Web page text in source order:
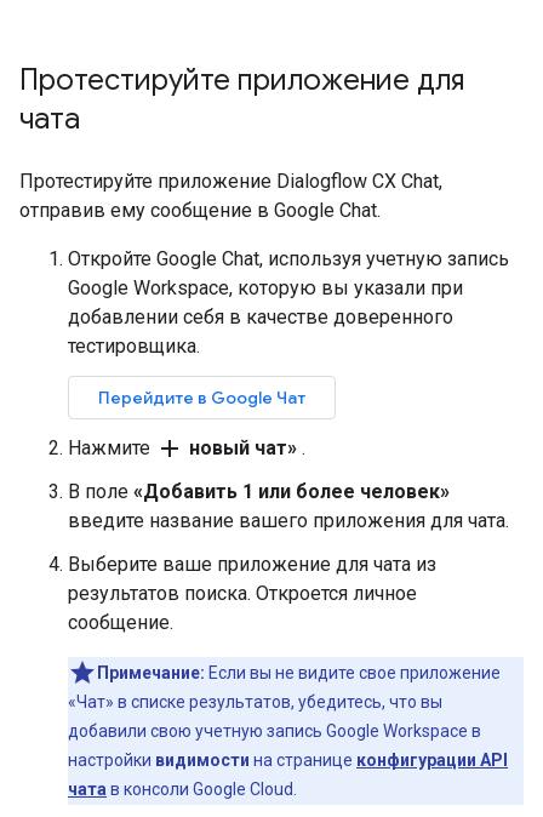
Протестируйте приложение для
чата
Протестируйте приложение Dialogflow CX Chat,
отправив ему сообщение в Google Chat.
Откройте Google Chat, используя учетную запись
Google Workspace, которую вы указали при
добавлении себя в качестве доверенного
тестировщика.
Перейдите в Google Чат
Нажмите add новый чат» .
В поле «Добавить 1 или более человек»
введите название вашего приложения для чата.
Выберите ваше приложение для чата из
результатов поиска. Откроется личное
сообщение.
Примечание: Если вы не видите свое приложение
«Чат» в списке результатов, убедитесь, что вы
добавили свою учетную запись Google Workspace в
настройки видимости на странице конфигурации API
чата в консоли Google Cloud.